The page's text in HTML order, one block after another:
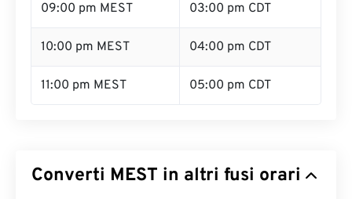
09:00 pm MEST 03:00 pm CDT
10:00 pm MEST 04:00 pm CDT
11:00 pm MEST 05:00 pm CDT
Converti MEST in altri fusi orari